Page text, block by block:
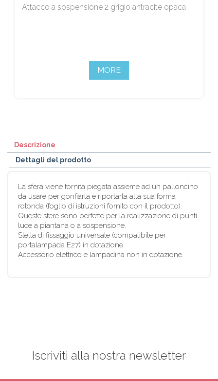
Attacco a sospensione 2 grigio antracite opaca
MORE
Descrizione
Dettagli del prodotto
La sfera viene fornita piegata assieme ad un palloncino
da usare per gonfiarla e riportarla alla sua forma
rotonda (foglio di istruzioni fornito con il prodotto).
Queste sfere sono perfette per la realizzazione di punti
luce a piantana o a sospensione.
Stella di fissaggio universale (compatibile per
portalampada E27) in dotazione.
Accessorio elettrico e lampadina non in dotazione.
Iscriviti alla nostra newsletter